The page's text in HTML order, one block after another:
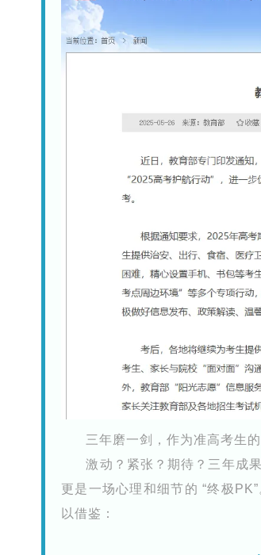
三年磨一剑，作为准高考生
激动？紧张？期待？三年成
更是一场心理和细节的 “终极
以借鉴：